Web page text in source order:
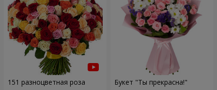
151 разноцветная роза Букет "Ты прекрасна!"